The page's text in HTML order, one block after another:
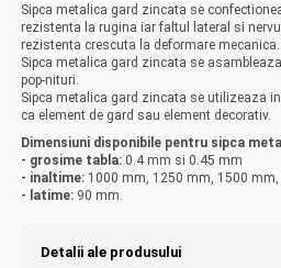
Sipca metalica gard zincata se
rezistenta la rugina iar faltul lateral si
rezistenta crescuta la deformare mecanica.
Sipca metalica gard zincata se
pop-nituri.
Sipca metalica gard zincata se utilizeaza
ca element de gard sau element decorativ.
Dimensiuni disponibile pentru sipca
- grosime tabla: 0.4 mm si 0.45 mm
- inaltime: 1000 mm, 1250 mm, 1500
- latime: 90 mm.
Detalii ale produsului